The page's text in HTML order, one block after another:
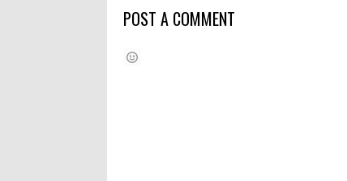
POST A COMMENT